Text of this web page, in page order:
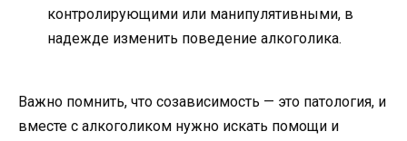
контролирующими или манипулятивными, в
надежде изменить поведение алкоголика.
Важно помнить, что созависимость — это патология, и
вместе с алкоголиком нужно искать помощи и